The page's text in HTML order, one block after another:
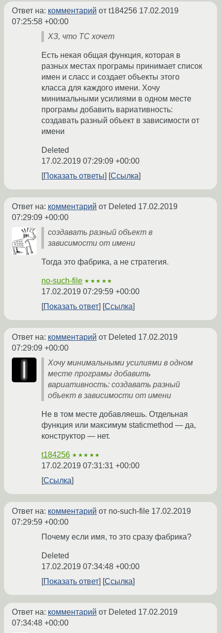
Ответ на: комментарий от t184256 17.02.2019
07:25:58 +00:00
ХЗ, что ТС хочет
Есть некая общая функция, которая в
разных местах програмы принимает список
имен и сласс и создает объекты этого
класса для каждого имени. Хочу
минимальными усилиями в одном месте
програмы добавить вариативность:
создавать разный объект в зависимости от
имени
Deleted
17.02.2019 07:29:09 +00:00
Показать ответы
Ссылка
Ответ на: комментарий от Deleted 17.02.2019
07:29:09 +00:00
создавать разный объект в
зависимости от имени
Тогда это фабрика, а не стратегия.
no-such-file ★★★★★
17.02.2019 07:29:59 +00:00
Показать ответ
Ссылка
Ответ на: комментарий от Deleted 17.02.2019
07:29:09 +00:00
Хочу минимальными усилиями в одном
месте програмы добавить
вариативность: создавать разный
объект в зависимости от имени
Не в том месте добавляешь. Отдельная
функция или максимум staticmethod — да,
конструктор — нет.
t184256 ★★★★★
17.02.2019 07:31:31 +00:00
Ссылка
Ответ на: комментарий от no-such-file 17.02.2019
07:29:59 +00:00
Почему если имя, то это сразу фабрика?
Deleted
17.02.2019 07:34:48 +00:00
Показать ответ
Ссылка
Ответ на: комментарий от Deleted 17.02.2019
07:34:48 +00:00